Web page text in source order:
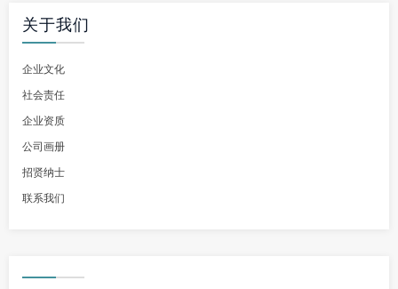
关于我们
企业文化
社会责任
企业资质
公司画册
招贤纳士
联系我们